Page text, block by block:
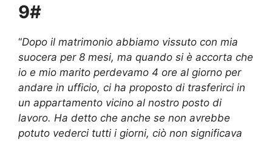
9#
“Dopo il matrimonio abbiamo vissuto con mia
suocera per 8 mesi, ma quando si è accorta che
io e mio marito perdevamo 4 ore al giorno per
andare in ufficio, ci ha proposto di trasferirci in
un appartamento vicino al nostro posto di
lavoro. Ha detto che anche se non avrebbe
potuto vederci tutti i giorni, ciò non significava